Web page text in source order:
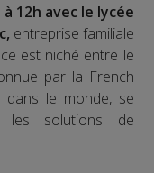
12h avec le lycée
entreprise familiale
est niché entre le
par la French
le monde, se
les solutions de